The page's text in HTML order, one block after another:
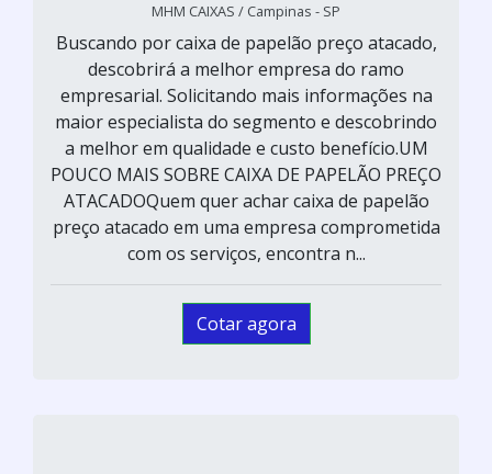
MHM CAIXAS / Campinas - SP
Buscando por caixa de papelão preço atacado,
descobrirá a melhor empresa do ramo
empresarial. Solicitando mais informações na
maior especialista do segmento e descobrindo
a melhor em qualidade e custo benefício.UM
POUCO MAIS SOBRE CAIXA DE PAPELÃO PREÇO
ATACADOQuem quer achar caixa de papelão
preço atacado em uma empresa comprometida
com os serviços, encontra n...
Cotar agora